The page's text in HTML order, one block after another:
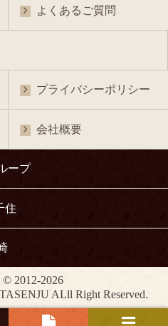
よくあるご質問
プライバシーポリシー
会社概要
ープ
住
© 2012-2026
ALll Right Reserved.